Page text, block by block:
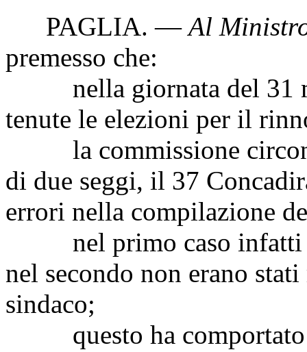
PAGLIA. — Al
premesso che:
nella giornata del 31
tenute le elezioni per il
la commissione
di due seggi, il 37
errori nella compilazione
nel primo caso infatti
nel secondo non erano
sindaco;
questo ha comportato